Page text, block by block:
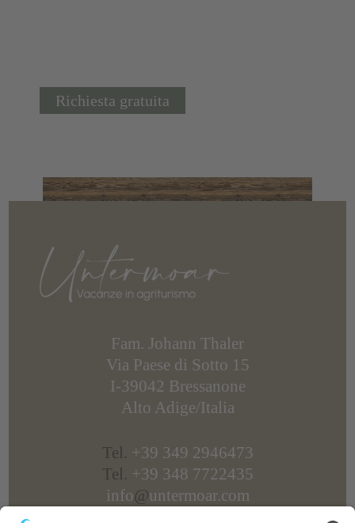
Richiesta gratuita
Fam. Johann Thaler
Via Paese di Sotto 15
I-39042 Bressanone
Alto Adige/Italia
Tel. +39 349 2946473
Tel. +39 348 7722435
info@untermoar.com